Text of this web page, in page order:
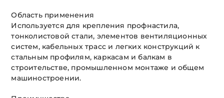
Область применения
Используется для крепления профнастила,
тонколистовой стали, элементов вентиляционных
систем, кабельных трасс и легких конструкций к
стальным профилям, каркасам и балкам в
строительстве, промышленном монтаже и общем
машиностроении.